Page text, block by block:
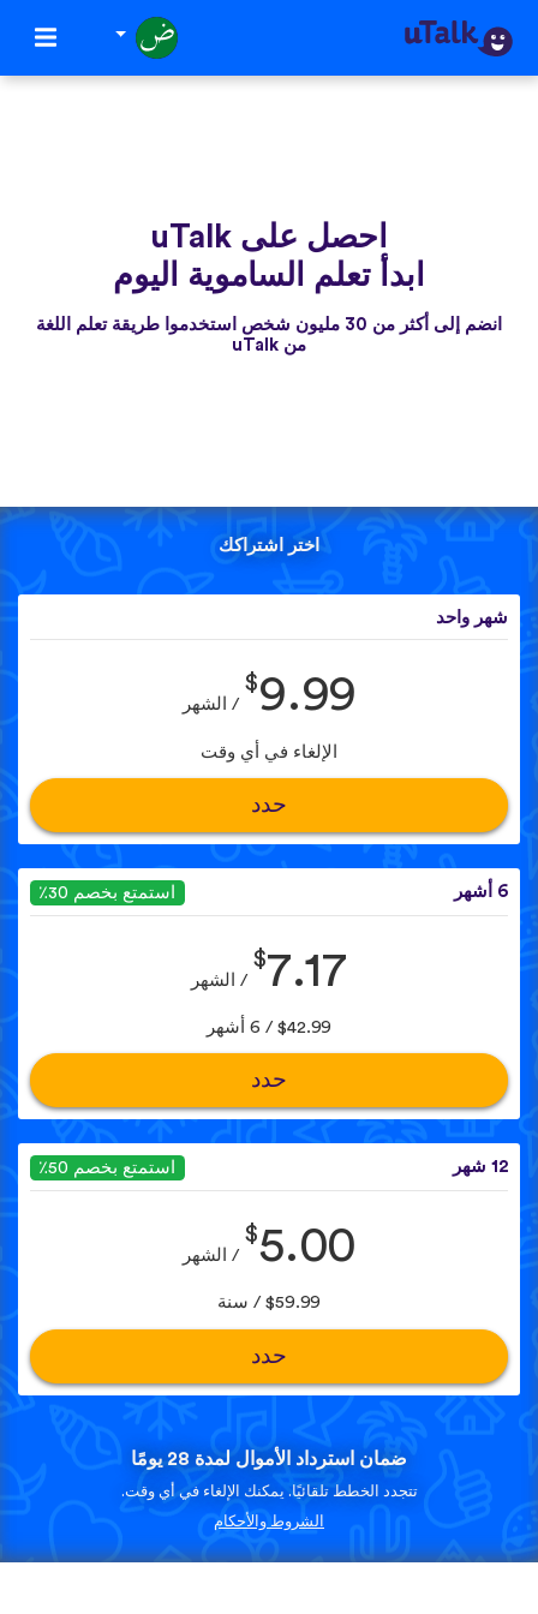
احصل على uTalk
ابدأ تعلم الساموية اليوم
انضم إلى أكثر من 30 مليون شخص استخدموا طريقة تعلم اللغة
من uTalk
اختر اشتراكك
شهر واحد
$9.99 / الشهر
الإلغاء في أي وقت
حدد
6 أشهر استمتع بخصم 30٪
$7.17 / الشهر
$42.99 / 6 أشهر
حدد
12 شهر استمتع بخصم 50٪
$5.00 / الشهر
$59.99 / سنة
حدد
ضمان استرداد الأموال لمدة 28 يومًا
تتجدد الخطط تلقائيًا. يمكنك الإلغاء في أي وقت.
الشروط والأحكام